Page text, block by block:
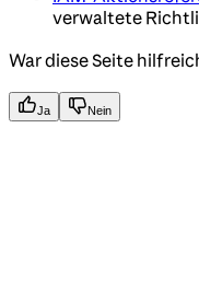
verwaltete
War diese Seite
Ja Nein